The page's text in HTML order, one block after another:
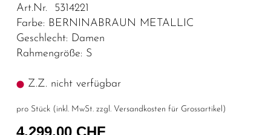
Art.Nr. 5314221
Farbe: BERNINABRAUN METALLIC
Geschlecht: Damen
Rahmengröße: S
Z.Z. nicht verfügbar
pro Stück (inkl. MwSt. zzgl. Versandkosten für Grossartikel )
4.299,00 CHF